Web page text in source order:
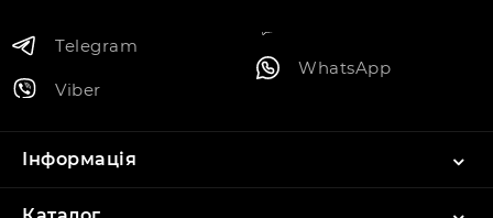
Telegram
Viber
WhatsApp
Інформація